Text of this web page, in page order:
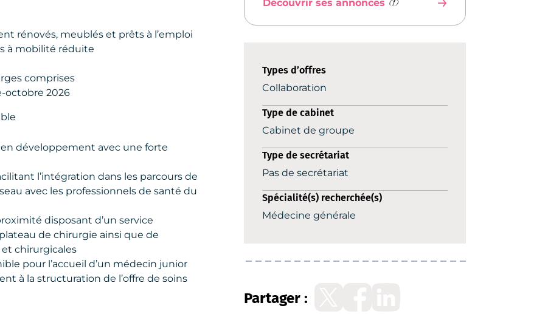
rénovés, meublés et prêts à l’emploi
à mobilité réduite
comprises
octobre 2026
développement avec une forte
l’intégration dans les parcours de
avec les professionnels de santé du
disposant d’un service
de chirurgie ainsi que de
chirurgicales
pour l’accueil d’un médecin junior
à la structuration de l’offre de soins
Découvrir ses annonces (1)
Types d’offres
Collaboration
Type de cabinet
Cabinet de groupe
Type de secrétariat
Pas de secrétariat
Spécialité(s) recherchée(s)
Médecine générale
Partager :